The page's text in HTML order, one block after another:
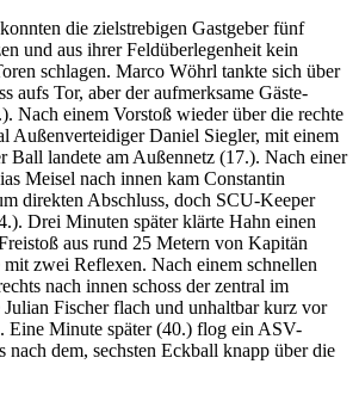
die zielstrebigen Gastgeber fünf
und aus ihrer Feldüberlegenheit kein
schlagen. Marco Wöhrl tankte sich über
aufs Tor, aber der aufmerksame Gäste-
Nach einem Vorstoß wieder über die rechte
Außenverteidiger Daniel Siegler, mit einem
Ball landete am Außennetz (17.). Nach einer
Meisel nach innen kam Constantin
direkten Abschluss, doch SCU-Keeper
Drei Minuten später klärte Hahn einen
aus rund 25 Metern von Kapitän
zwei Reflexen. Nach einem schnellen
nach innen schoss der zentral im
Julian Fischer flach und unhaltbar kurz vor
Eine Minute später (40.) flog ein ASV-
dem, sechsten Eckball knapp über die